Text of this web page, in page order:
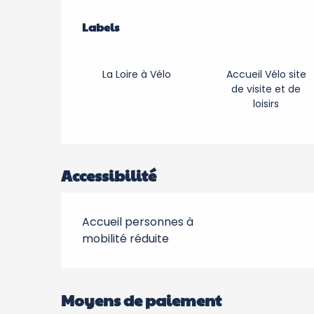
Offres de
Labels
Labels
La Loire à Vélo
Accueil Vélo site
de visite et de
loisirs
Accessibilité
Accueil personnes à
mobilité réduite
Moyens de paiement